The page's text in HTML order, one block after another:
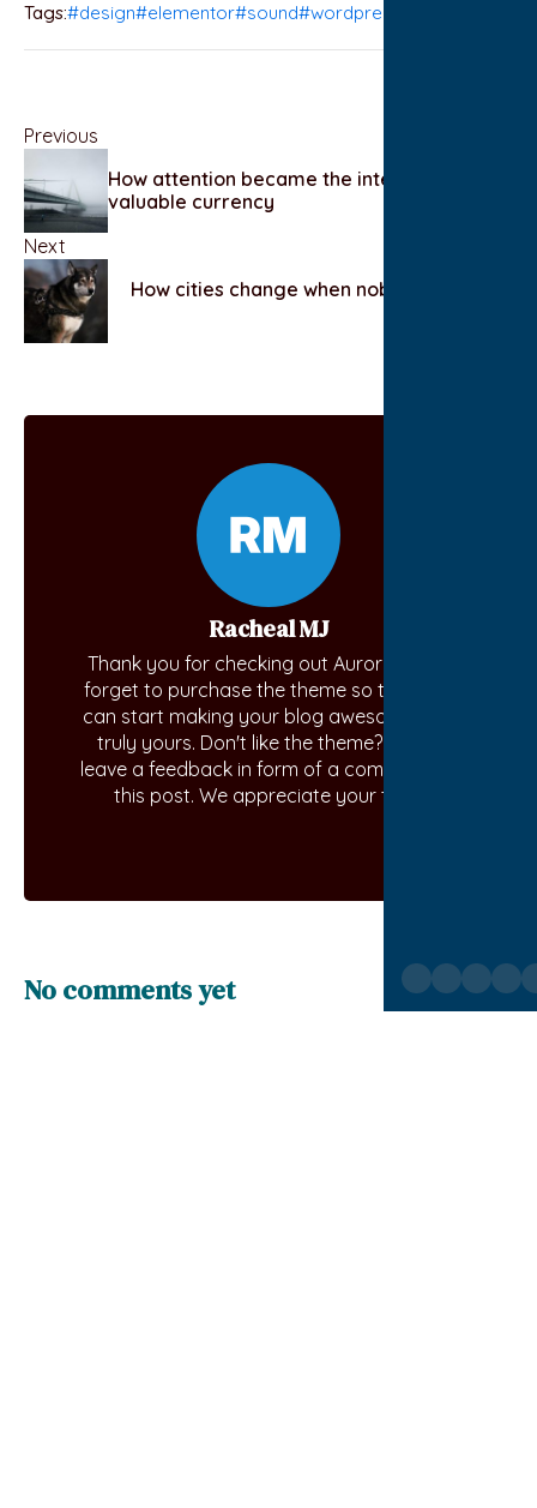
Tags:#design#elementor#sound#wordpress
Previous
How attention became the internet’s most
valuable currency
Next
How cities change when nobody is paying
Racheal MJ
Thank you for checking out Aurora. Don't
forget to purchase the theme so that you
can start making your blog awesome and
truly yours. Don't like the theme? Kindly
leave a feedback in form of a comment on
this post. We appreciate your time.
No comments yet